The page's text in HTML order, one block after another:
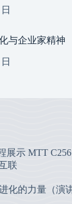
与企业家精神
展示 MTT
联
化的力量（演